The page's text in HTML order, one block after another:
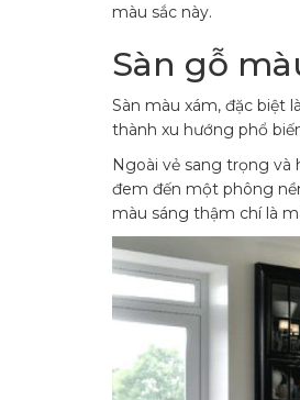
màu sắc này.
Sàn gỗ
Sàn màu xám, đặc biệt
thành xu hướng phổ
Ngoài vẻ sang trọng
đem đến một phông
màu sáng thậm chí là